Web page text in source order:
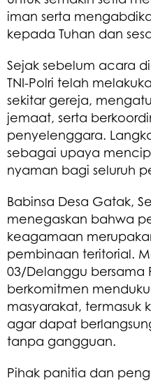
iman serta
kepada Tuhan dan
Sejak sebelum acara
TNI-Polri telah
sekitar gereja,
jemaat, serta
penyelenggara.
sebagai upaya
nyaman bagi seluruh
Babinsa Desa Gatak,
menegaskan bahwa
keagamaan
pembinaan teritorial.
03/Delanggu bersama
berkomitmen
masyarakat, termasuk
agar dapat
tanpa gangguan.
Pihak panitia dan